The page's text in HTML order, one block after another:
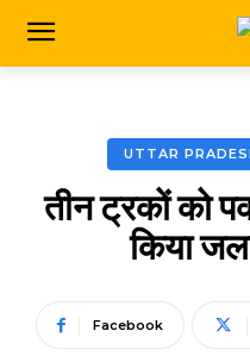
UTTAR
तीन ट्रकों को
किया
Facebook